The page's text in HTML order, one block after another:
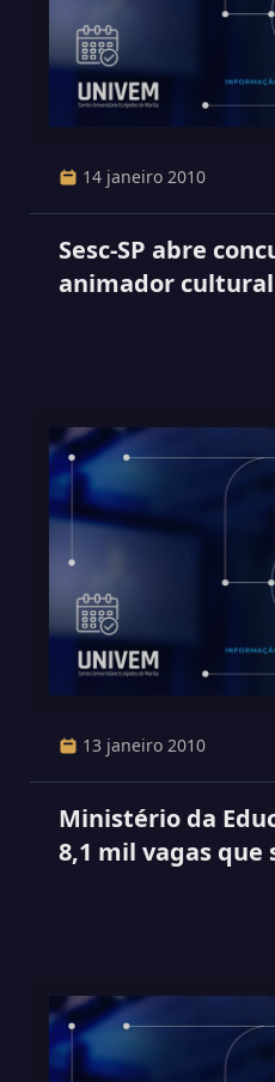
14 janeiro 2010
Sesc-SP abre
animador cultural
13 janeiro 2010
Ministério da
8,1 mil vagas que